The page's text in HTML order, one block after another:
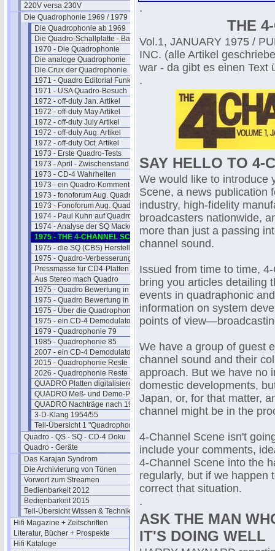
220V versa 230V
Die Quadrophonie 1969 / 1979
Die Quadrophonie ab 1969
Die Quadro-Schallplatte - Basics
1970 - Die Quadrophonie
Die analoge Quadrophonie
Die Crux der Quadrophonie
1971 - Quadro Editorial Funktechn.
1971 - USA Quadro-Besuch
1972 - off-duty Jan. Artikel
1972 - off-duty May Artikel
1972 - off-duty July Artikel
1972 - off-duty Aug. Artikel
1972 - off-duty Oct. Artikel
1973 - Erste Quadro-Tests
1973 - April - Zwischenstand
1973 - CD-4 Wahrheiten
1973 - ein Quadro-Kommentar
1973 - fonoforum Aug. Quadro 1
1973 - Fonoforum Aug. Quadro 2
1974 - Paul Kuhn auf Quadro
1974 - Analyse der SQ Macken
1975 - THE 4-CHANNEL SCENE
1975 - die SQ (CBS) Hersteller
1975 - Quadro-Verbesserungen
Pressmasse für CD4-Platten
Aus Stereo mach Quadro
1975 - Quadro Bewertung in der FS
1975 - Quadro Bewertung in UK
1975 - Über die Quadrophonie
1975 - ein CD-4 Demodulator
1979 - Quadrophonie 79
1985 - Quadrophonie 85
2007 - ein CD-4 Demodulator
2015 - Quadrophonie Reste
2026 - Quadrophonie Reste ?
QUADRO Platten digitalisieren
QUADRO Meß- und Demo-Platten
QUADRO Nachträge nach 1980
3-D-Klang 1954/55
Teil-Übersicht 1 "Quadrophonie"
Quadro - QS - SQ - CD-4 Doku
Quadro - Geräte
Das Karajan Syndrom
Die Archivierung von Tönen
Vorwort zum Streamen
Bedienbarkeit 2012
Bedienbarkeit 2015
Teil-Übersicht Wissen & Technik
Hifi Magazine + Zeitschriften
Literatur, Bücher + Prospekte
Hifi Kataloge
.
THE
Vol.1, JANUARY 1975 /
INC. (alle Artikel
war - da gibt es einen Text
.
SAY HELLO TO 4-
We would like to introduce
Scene, a news publication
industry, high-fidelity
broadcasters nationwide,
more than just a passing
channel sound.
Issued from time to time,
bring you articles detailing
events in quadraphonic
information on system
points of
We have a group of guest
channel sound and their
approach. But we have no
domestic developments,
Japan, or, for that matter,
channel might be in the
4-Channel Scene isn't
include your comments,
4-Channel Scene into the
regularly, but if we happen
correct that situation.
.
ASK THE MAN
IT'S DOING WELL